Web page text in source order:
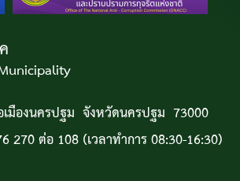
องนครปฐม จังหวัดนครปฐม 73000
270 ต่อ 108 (เวลาทำการ 08:30-16:30)